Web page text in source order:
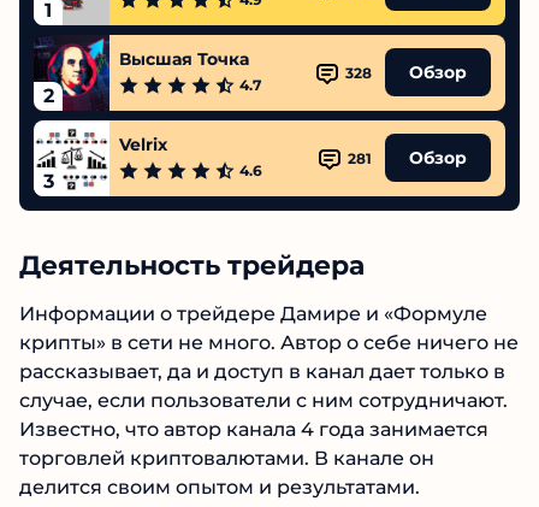
2
Высшая Точка
4.7
Обзор
3
Velrix
Обзор
крипты» в сети не много. Автор о себе ничего
не рассказывает, да и доступ в канал дает
только в случае, если пользователи с ним
сотрудничают. Известно, что автор канала 4
года занимается торговлей криптовалютами.
В канале он делится своим опытом и
результатами.